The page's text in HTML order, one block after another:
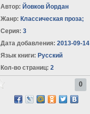
Автор: Йовков Йордан
Жанр: Классическая проза;
Серия: 3
Дата добавления: 2013-09-14
Язык книги: Русский
Кол-во страниц: 2
0